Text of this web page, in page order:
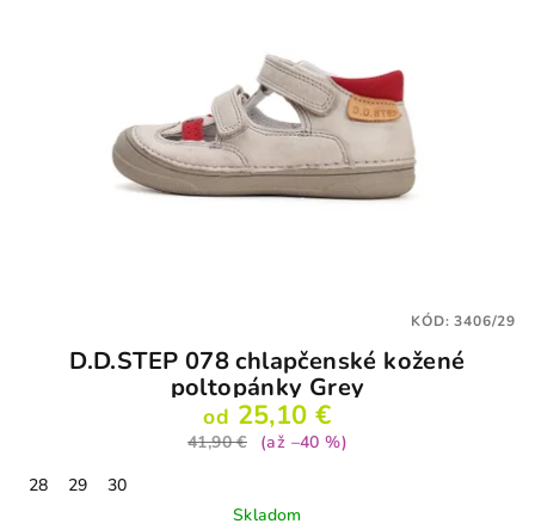
D.D.STEP 078 chlapčenské kožené
poltopánky Grey
od 25,10 €
41,90 €
(až –40 %)
28
29
30
Skladom
KÓD:3406/29